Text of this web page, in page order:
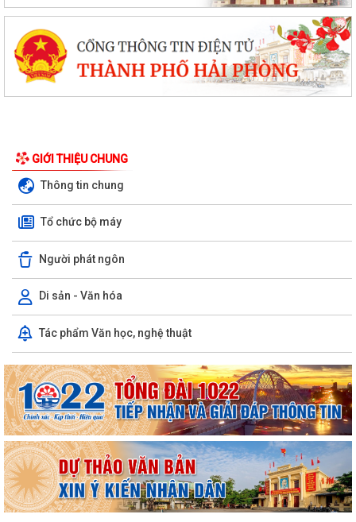
GIỚI THIỆU CHUNG
Thông tin chung
Tổ chức bộ máy
Người phát ngôn
Di sản - Văn hóa
Tác phẩm Văn học, nghệ thuật
trên Nền tảng “Bình dân học...
XÃ VIỆT KHÊ TỔ CHỨC HỘI NGHỊ TUYÊN TRUYỀN PHỔ BIẾN PHÁP
LUẬT VỀ TRẬT TỰ AN TOÀN GIAO THÔNG VÀ TRAO...
Thông báo số: 159/TB-TTPVHCC ngày 4/8/2026 của UBND xã Việt
Khê Niêm yết về việc Bãi bỏ một số...
Kế hoạch số 105-KH-ĐU ngày 25/5/2026 của Đảng ủy xã Việt Khê về
việc tuyên truyền thực hiện Chỉ thị...